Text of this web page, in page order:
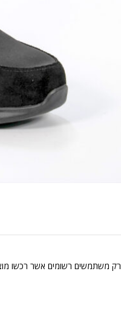
רק משתמשים רשומים אשר רכשו